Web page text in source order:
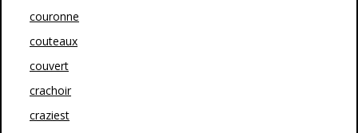
couronne
couteaux
couvert
crachoir
craziest